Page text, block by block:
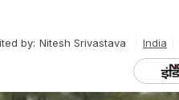
by: Nitesh Srivastava India